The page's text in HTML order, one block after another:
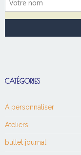
CATÉGORIES
À personnaliser
Ateliers
bullet journal